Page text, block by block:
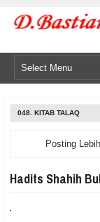
048. KITAB TALAQ
Posting
Hadits Shahih